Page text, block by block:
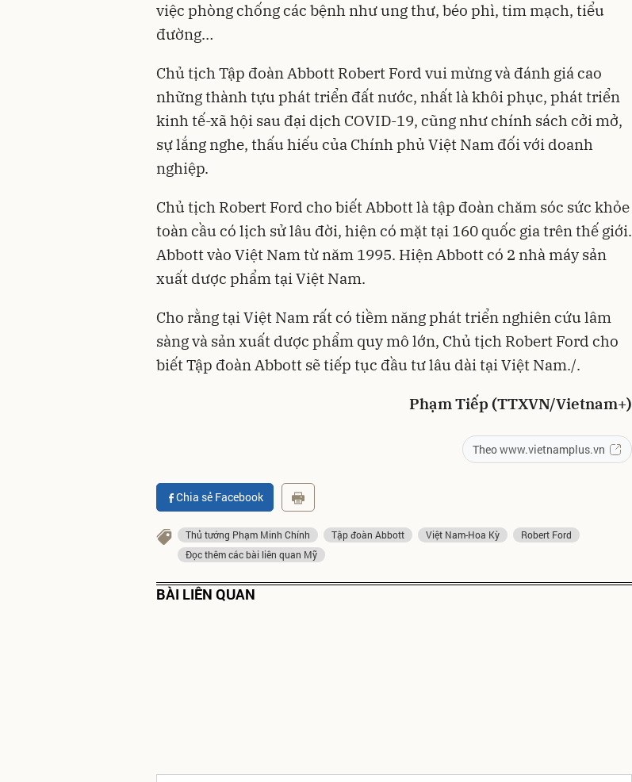
việc phòng chống các bệnh như ung thư, béo phì, tim mạch, tiểu
đường…
Chủ tịch Tập đoàn Abbott Robert Ford vui mừng và đánh giá cao
những thành tựu phát triển đất nước, nhất là khôi phục, phát triển
kinh tế-xã hội sau đại dịch COVID-19, cũng như chính sách cởi mở,
sự lắng nghe, thấu hiếu của Chính phủ Việt Nam đối với doanh
nghiệp.
Chủ tịch Robert Ford cho biết Abbott là tập đoàn chăm sóc sức khỏe
toàn cầu có lịch sử lâu đời, hiện có mặt tại 160 quốc gia trên thế giới.
Abbott vào Việt Nam từ năm 1995. Hiện Abbott có 2 nhà máy sản
xuất dược phẩm tại Việt Nam.
Cho rằng tại Việt Nam rất có tiềm năng phát triển nghiên cứu lâm
sàng và sản xuất dược phẩm quy mô lớn, Chủ tịch Robert Ford cho
biết Tập đoàn Abbott sẽ tiếp tục đầu tư lâu dài tại Việt Nam./.
Phạm Tiếp (TTXVN/Vietnam+)
Theo www.vietnamplus.vn
Chia sẻ Facebook
Thủ tướng Phạm Minh Chính Tập đoàn Abbott Việt Nam-Hoa Kỳ
Robert Ford
Đọc thêm các bài liên quan Mỹ
BÀI LIÊN QUAN